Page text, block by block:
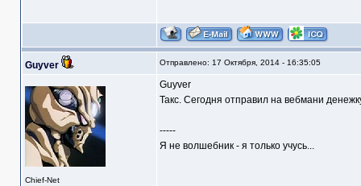
Guyver Отправлено: 17 Октября, 2014 - 16:35:05
Chief-Net
Guyver
Такс. Сегодня отправил на вебмани
-----
Я не волшебник - я только учусь...